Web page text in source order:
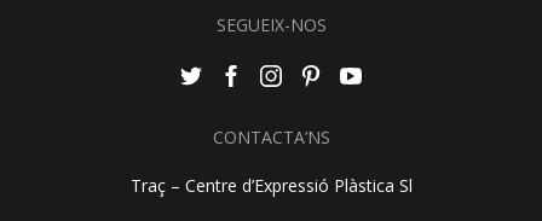
SEGUEIX-NOS
CONTACTA’NS
Traç – Centre d’Expressió Plàstica Sl